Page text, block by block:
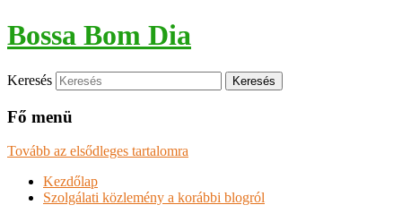
Bossa Bom Dia
Keresés
Fő menü
Tovább az elsődleges tartalomra
Kezdőlap
Szolgálati közlemény a korábbi blogról